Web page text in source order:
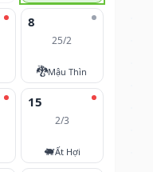
8
25/2
🐉Mậu Thìn
15
2/3
🐖Ất Hợi